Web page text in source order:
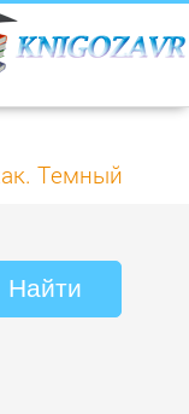
Темный